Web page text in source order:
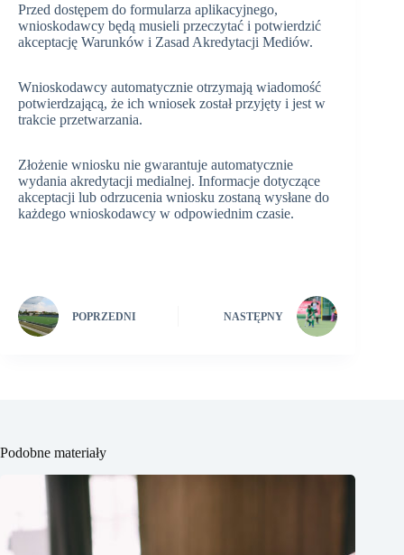
Przed dostępem do formularza aplikacyjnego,
wnioskodawcy będą musieli przeczytać i potwierdzić
akceptację Warunków i Zasad Akredytacji Mediów.
Wnioskodawcy automatycznie otrzymają wiadomość
potwierdzającą, że ich wniosek został przyjęty i jest w
trakcie przetwarzania.
Złożenie wniosku nie gwarantuje automatycznie
wydania akredytacji medialnej. Informacje dotyczące
akceptacji lub odrzucenia wniosku zostaną wysłane do
każdego wnioskodawcy w odpowiednim czasie.
POPRZEDNI NASTĘPNY
Podobne materiały